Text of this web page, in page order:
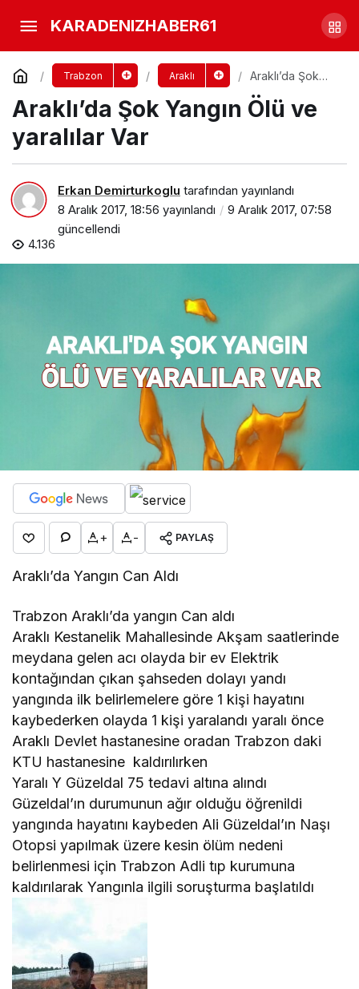
KARADENIZHABER61
Trabzon Araklı
Araklı’da Şok
yaralılar Var
Araklı’da Şok Yangın Ölü ve
yaralılar Var
Erkan Demirturkoglu tarafından yayınlandı
8 Aralık 2017, 18:56 yayınlandı
9 Aralık 2017, 07:58
güncellendi
4.136
+ - PAYLAŞ
Araklı’da Yangın Can Aldı
Trabzon Araklı’da yangın Can aldı
Araklı Kestanelik Mahallesinde Akşam saatlerinde
meydana gelen acı olayda bir ev Elektrik
kontağından çıkan şahseden dolayı yandı
yangında ilk belirlemelere göre 1 kişi hayatını
kaybederken olayda 1 kişi yaralandı yaralı önce
Araklı Devlet hastanesine oradan Trabzon daki
KTU hastanesine kaldırılırken
Yaralı Y Güzeldal 75 tedavi altına alındı
Güzeldal’ın durumunun ağır olduğu öğrenildi
yangında hayatını kaybeden Ali Güzeldal’ın Naşı
Otopsi yapılmak üzere kesin ölüm nedeni
belirlenmesi için Trabzon Adli tıp kurumuna
kaldırılarak Yangınla ilgili soruşturma başlatıldı
Araklı’lı Erdoğan Ailesinin Acı
günüYorum Yap Paylaş